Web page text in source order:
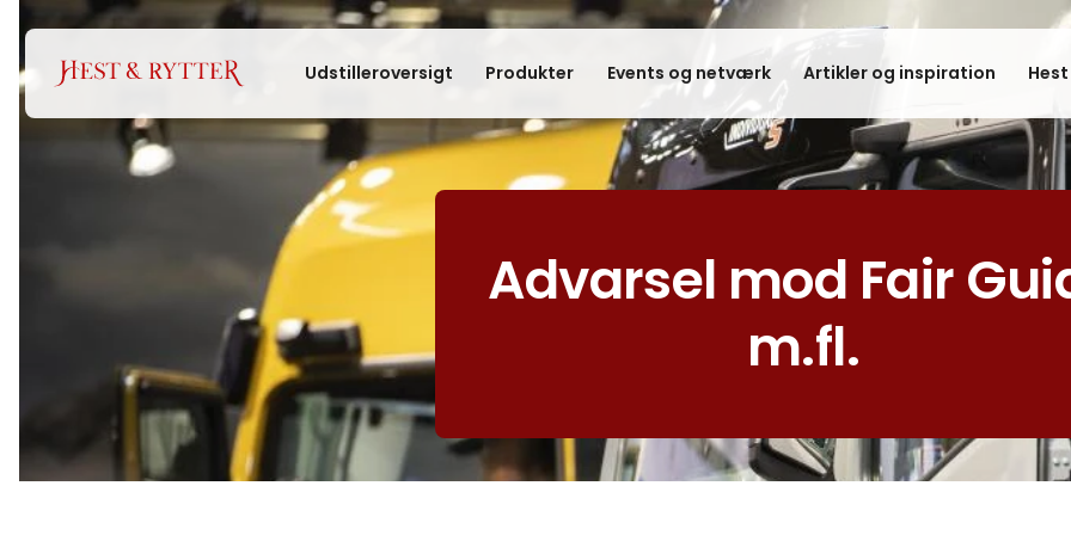
Udstilleroversigt Produkter Events og netværk Artikler og inspiration
Advarsel mod Fair
m.fl.